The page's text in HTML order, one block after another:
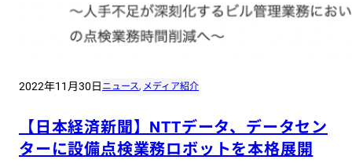
2022年11月30日 ニュース, メディア紹介
【日本経済新聞】NTTデータ、データセン
ターに設備点検業務ロボットを本格展開